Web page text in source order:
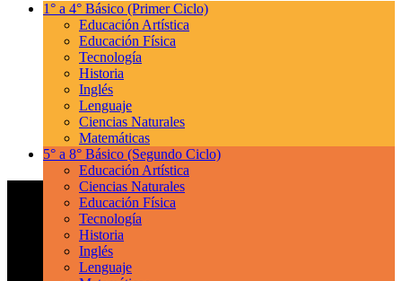
1° a 4° Básico (Primer Ciclo)
Educación Artística
Educación Física
Tecnología
Historia
Inglés
Lenguaje
Ciencias Naturales
Matemáticas
5° a 8° Básico (Segundo Ciclo)
Educación Artística
Ciencias Naturales
Educación Física
Tecnología
Historia
Inglés
Lenguaje